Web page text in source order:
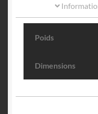
Poids
Dimensions